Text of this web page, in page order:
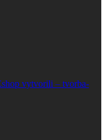
vytvorili – tvorba-